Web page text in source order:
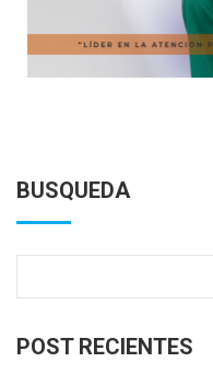
BUSQUEDA
POST RECIENTES